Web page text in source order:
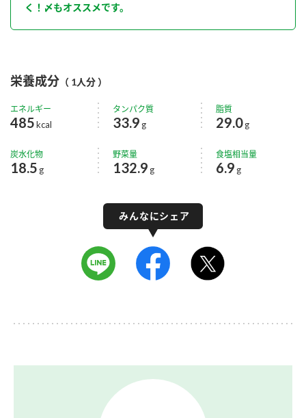
く！〆もオススメです。
栄養成分 （ 1人分 ）
エネルギー
485kcal
タンパク質
33.9 g
脂質
29.0 g
炭水化物
18.5 g
野菜量
132.9 g
食塩相当量
6.9 g